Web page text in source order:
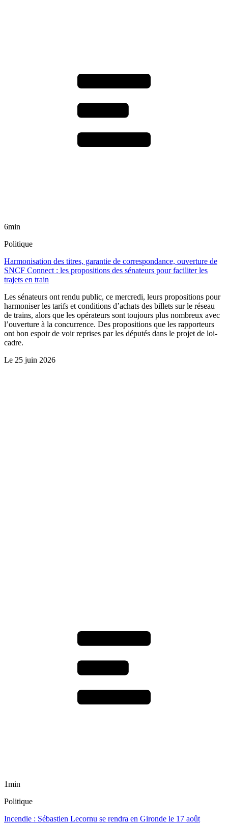
6min
Politique
Harmonisation des titres, garantie de correspondance, ouverture de
SNCF Connect : les propositions des sénateurs pour faciliter les
trajets en train
Les sénateurs ont rendu public, ce mercredi, leurs propositions pour
harmoniser les tarifs et conditions d’achats des billets sur le réseau
de trains, alors que les opérateurs sont toujours plus nombreux avec
l’ouverture à la concurrence. Des propositions que les rapporteurs
ont bon espoir de voir reprises par les députés dans le projet de loi-
cadre.
Le 25 juin 2026
1min
Politique
Incendie : Sébastien Lecornu se rendra en Gironde le 17 août